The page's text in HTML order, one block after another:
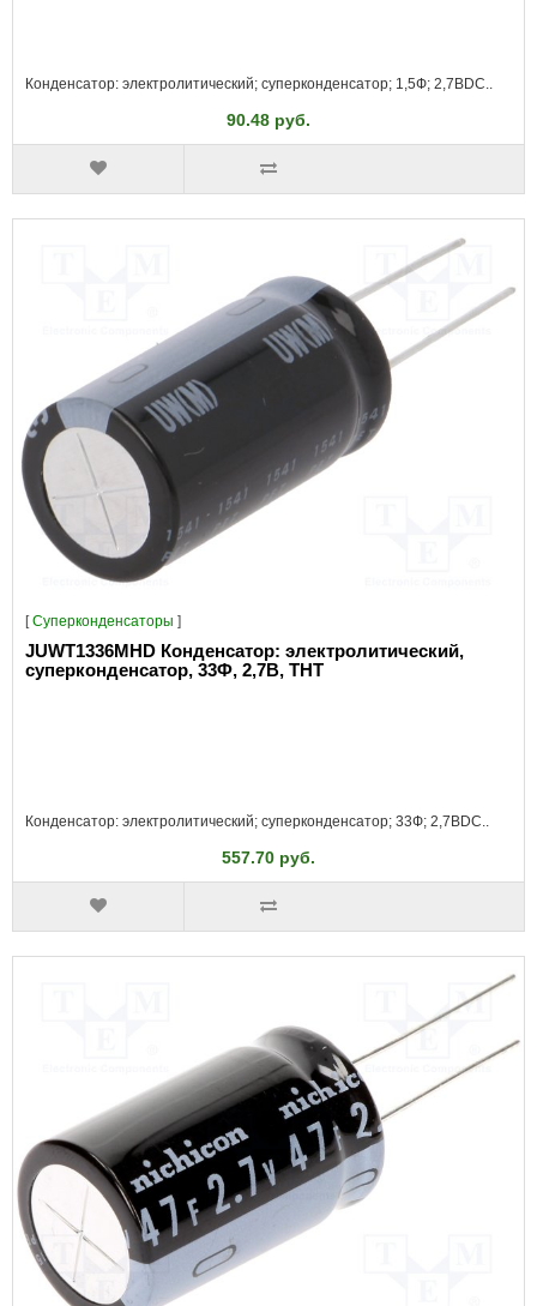
Конденсатор: электролитический; суперконденсатор; 1,5Ф; 2,7ВDC..
90.48 руб.
[Суперконденсаторы ]
JUWT1336MHD Конденсатор: электролитический,
суперконденсатор, 33Ф, 2,7В, THT
Конденсатор: электролитический; суперконденсатор; 33Ф; 2,7ВDC..
557.70 руб.